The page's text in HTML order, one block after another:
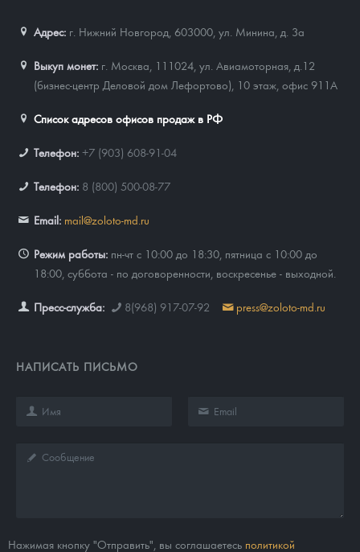
Адрес: г. Нижний Новгород, 603000 ул. Минина, д. 3а
Выкуп монет: г. Москва, 111024, ул. Авиамоторная, д.12
(бизнес-центр Деловой дом Лефортово), 10 этаж, офис 911А
Список адресов офисов продаж в РФ
Телефон: +7 (903) 608-91-04
Телефон: 8 (800) 500-08-77
Email: mail@zoloto-md.ru
Режим работы: пн-чт с 10:00 до 18:30, пятница с 10:00 до
18:00, суббота - по договоренности, воскресенье - выходной.
Пресс-служба: 8(968) 917-07-92 press@zoloto-md.ru
НАПИСАТЬ ПИСЬМО
Нажимая кнопку "Отправить", вы соглашаетесь политикой